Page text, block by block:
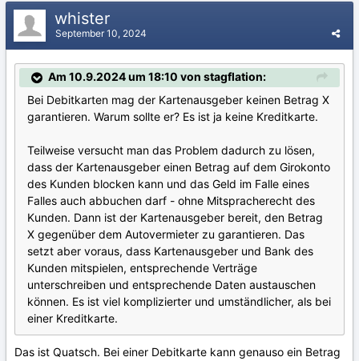
whister
September 10, 2024
Am 10.9.2024 um 18:10 von stagflation:
Bei Debitkarten mag der Kartenausgeber keinen Betrag X
garantieren. Warum sollte er? Es ist ja keine Kreditkarte.
Teilweise versucht man das Problem dadurch zu lösen,
dass der Kartenausgeber einen Betrag auf dem Girokonto
des Kunden blocken kann und das Geld im Falle eines
Falles auch abbuchen darf - ohne Mitspracherecht des
Kunden. Dann ist der Kartenausgeber bereit, den Betrag
X gegenüber dem Autovermieter zu garantieren. Das
setzt aber voraus, dass Kartenausgeber und Bank des
Kunden mitspielen, entsprechende Verträge
unterschreiben und entsprechende Daten austauschen
können. Es ist viel komplizierter und umständlicher, als bei
einer Kreditkarte.
Das ist Quatsch. Bei einer Debitkarte kann genauso ein Betrag